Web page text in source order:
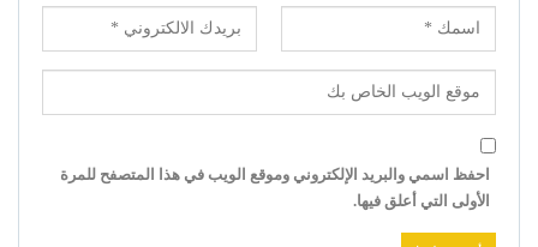
احفظ اسمي والبريد الإلكتروني وموقع الويب في هذا المتصفح للمرة
الأولى التي أعلق فيها.